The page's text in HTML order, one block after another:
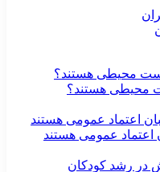
محیطی هستند؟
اعتماد عمومی هستند